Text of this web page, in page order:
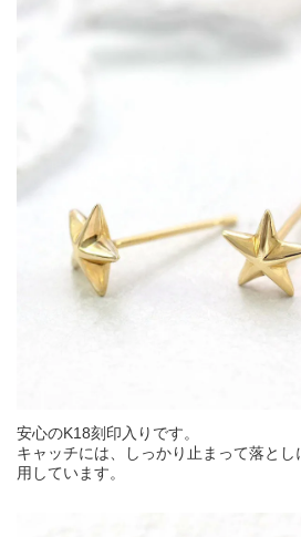
安心のK18刻印入りです。
キャッチには、しっかり止まって落と
用しています。